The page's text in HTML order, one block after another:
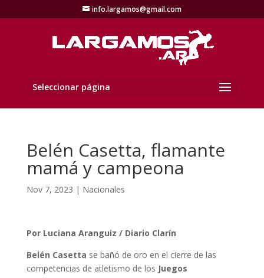
info.largamos@gmail.com
Seleccionar página
Belén Casetta, flamante
mamá y campeona
Nov 7, 2023 | Nacionales
Por Luciana Aranguiz / Diario Clarín
Belén Casetta se bañó de oro en el cierre de las
competencias de atletismo de los Juegos